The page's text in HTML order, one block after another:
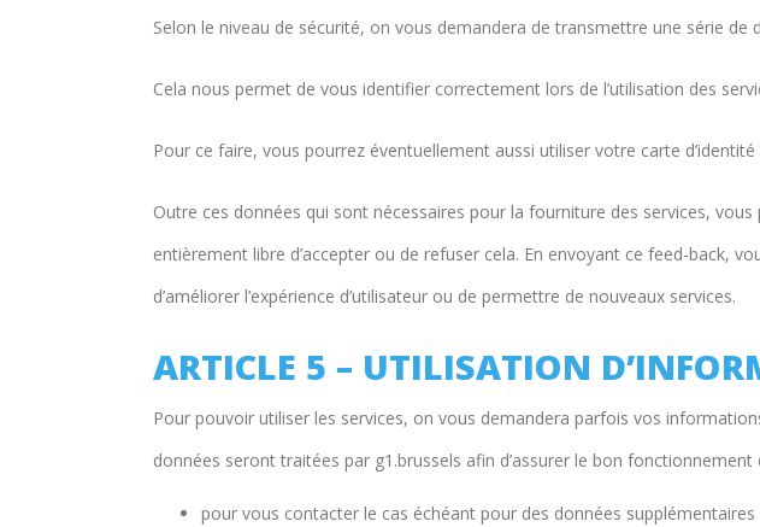
Selon le niveau de sécurité, on vous demandera de transmettre une série
Cela nous permet de vous identifier correctement lors de l’utilisation des
Pour ce faire, vous pourrez éventuellement aussi utiliser votre carte
Outre ces données qui sont nécessaires pour la fourniture des services,
entièrement libre d’accepter ou de refuser cela. En envoyant ce feed-back,
d’améliorer l’expérience d’utilisateur ou de permettre de nouveaux services.
ARTICLE 5 – UTILISATION
Pour pouvoir utiliser les services, on vous demandera parfois vos
données seront traitées par g1.brussels afin d’assurer le bon fonctionnement
pour vous contacter le cas échéant pour des données